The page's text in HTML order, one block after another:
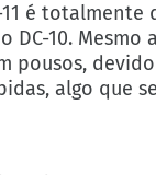
é
DC-10.
pousos,
algo que